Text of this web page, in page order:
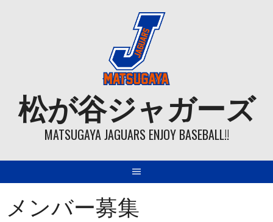
松が谷ジャガーズ
MATSUGAYA JAGUARS ENJOY BASEBALL!!
メンバー募集